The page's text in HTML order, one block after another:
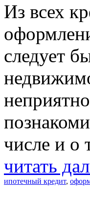
Из всех
следует
числе и о
читать
ипотечный кредит,